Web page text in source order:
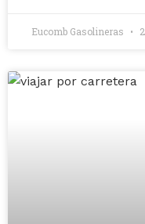
Eucomb Gasolineras